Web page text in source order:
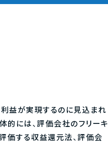
益が実現するのに見込まれ
的には、評価会社のフリーキ
価する収益還元法、評価会